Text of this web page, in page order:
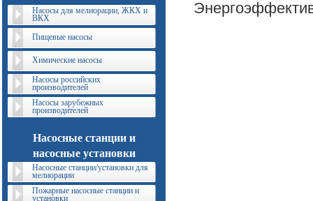
Насосы для мелиорации, ЖКХ и
ВКХ
Пищевые насосы
Химические насосы
Насосы российских
производителей
Насосы зарубежных
производителей
Насосные станции и
насосные установки
Насосные станции/установки для
мелиорации
Пожарные насосные станции и
установки